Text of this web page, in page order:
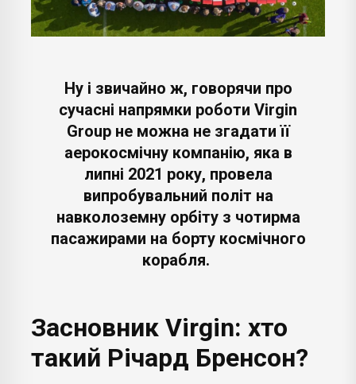
Ну і звичайно ж, говорячи про
сучасні напрямки роботи Virgin
Group не можна не згадати її
аерокосмічну компанію, яка в
липні 2021 року, провела
випробувальний політ на
навколоземну орбіту з чотирма
пасажирами на борту космічного
корабля.
Засновник Virgin: хто
такий Річард Бренсон?